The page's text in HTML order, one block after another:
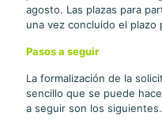
agosto. Las plazas para
una vez concluido el plazo
Pasos a seguir
La formalización de la
sencillo que se puede
a seguir son los siguientes.